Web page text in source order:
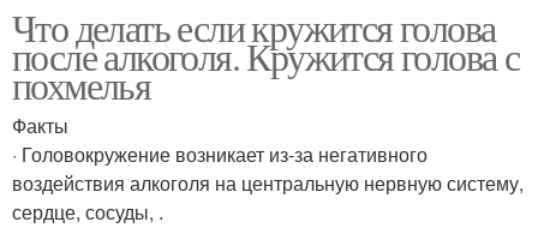
Что делать если кружится голова
после алкоголя. Кружится голова с
похмелья
Факты
· Головокружение возникает из-за негативного
воздействия алкоголя на центральную нервную систему,
сердце, сосуды, .